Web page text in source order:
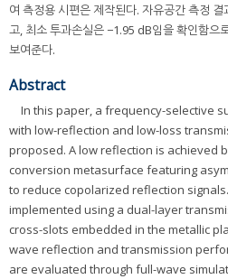
여 측정용 시편은 제작된다. 자유공간 측정
고, 최소 투과손실은 −1.95 dB임을 확인함으
보여준다.
Abstract
In this paper, a frequency-selective
with low-reflection and low-loss
proposed. A low reflection is achieved
conversion metasurface featuring
to reduce copolarized reflection
implemented using a dual-layer
cross-slots embedded in the metallic
wave reflection and transmission
are evaluated through full-wave